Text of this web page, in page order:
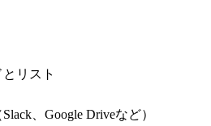
リスト
、Google Driveなど）